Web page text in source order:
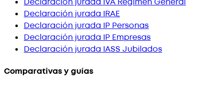
Declaración jurada IRAE
Declaración jurada IP Personas
Declaración jurada IP Empresas
Declaración jurada IASS Jubilados
Comparativas y guías